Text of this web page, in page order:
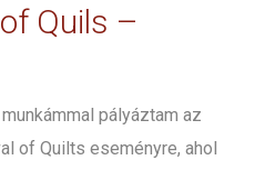
Quils –
pályáztam az
of Quilts eseményre, ahol